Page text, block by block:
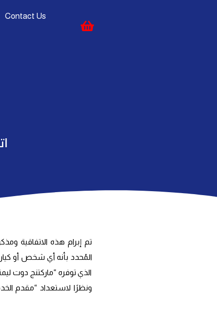
Contact Us
تم إبرام هذه الاتفاقية
المُحدد بأنه أي شخص أو
الذي توفره “ماركتنج دوت
ونظرًا لاستعداد “مقدم